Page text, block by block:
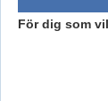
För dig som